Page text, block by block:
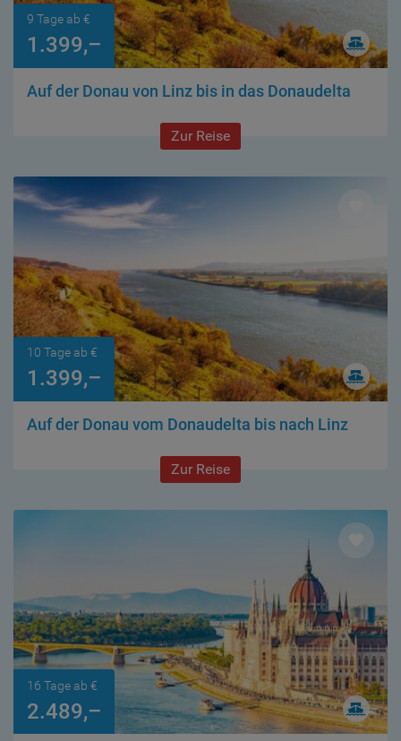
9 Tage ab €
1.399,–
Auf der Donau von Linz bis in das Donaudelta
Zur Reise
10 Tage ab €
1.399,–
Auf der Donau vom Donaudelta bis nach Linz
Zur Reise
16 Tage ab €
2.489,–